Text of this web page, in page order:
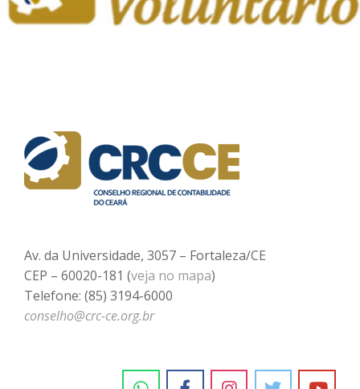
Av. da Universidade, 3057 – Fortaleza/CE
CEP – 60020-181 (veja no mapa)
Telefone: (85) 3194-6000
conselho@crc-ce.org.br